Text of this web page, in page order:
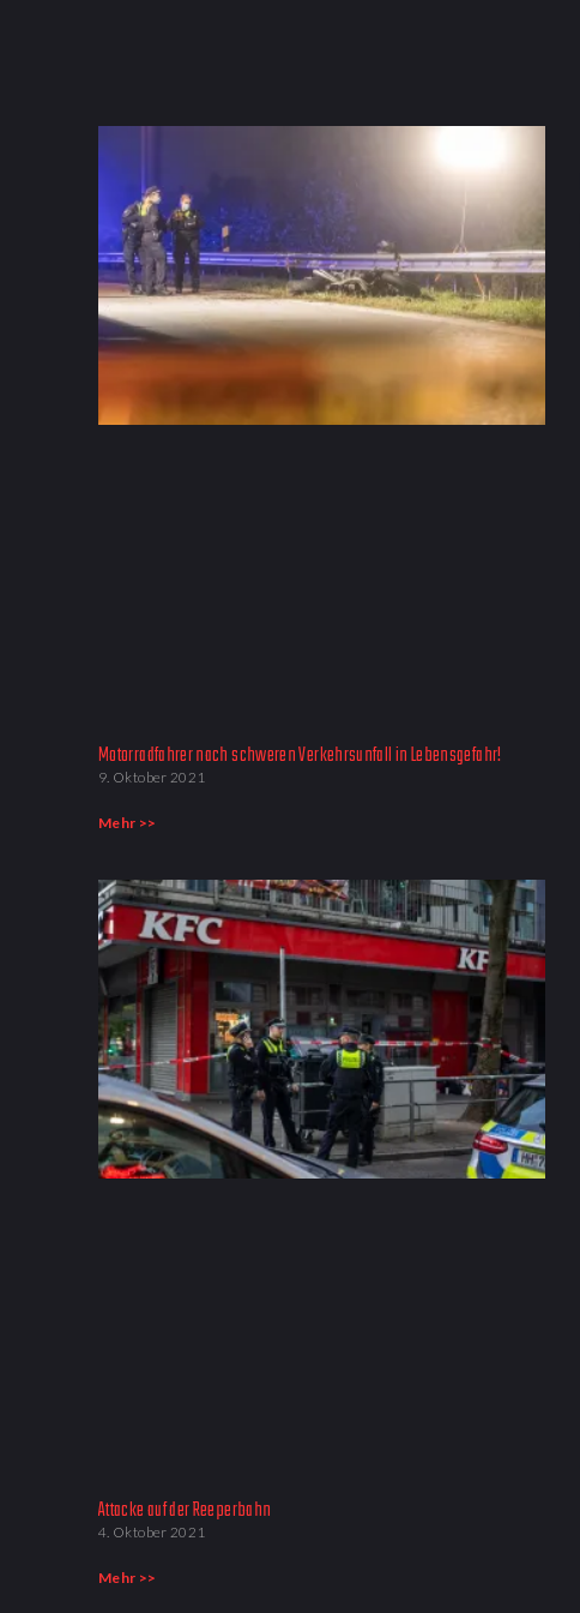
Motorradfahrer nach schweren Verkehrsunfall in Lebensgefahr!
9. Oktober 2021
Mehr >>
Attacke auf der Reeperbahn
4. Oktober 2021
Mehr >>